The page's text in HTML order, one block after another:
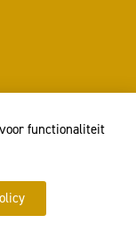
functionaliteit